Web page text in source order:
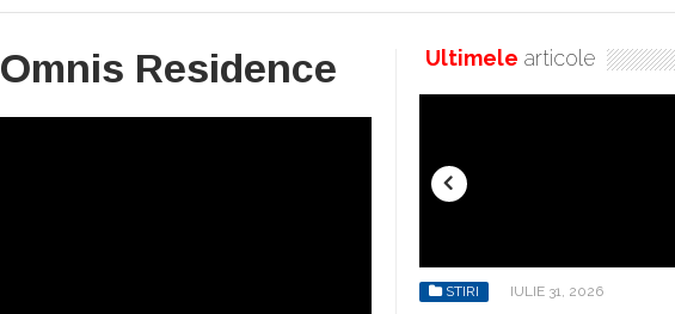
Omnis Residence Ultimele articole
STIRI IULIE 31, 2026